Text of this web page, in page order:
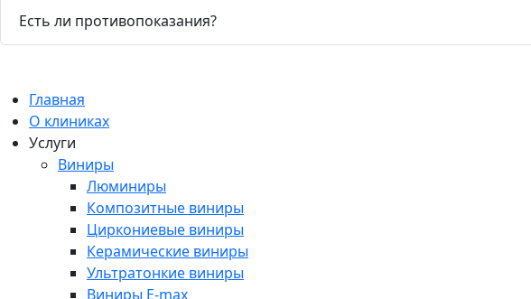
Есть ли противопоказания?
Главная
О клиниках
Услуги
Виниры
Люминиры
Композитные виниры
Циркониевые виниры
Керамические виниры
Ультратонкие виниры
Виниры E-max